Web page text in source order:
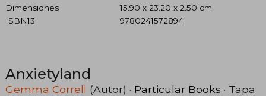
Dimensiones
15.90 x 23.20 x 2.50 cm
ISBN13
9780241572894
Anxietyland
Gemma Correll (Autor) · Particular Books · Tapa